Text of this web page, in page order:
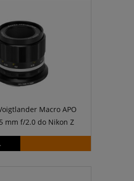
Macro APO
mm f/2.0 do Nikon Z